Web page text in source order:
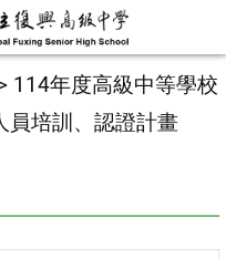
114年度高級中等學校
員培訓、認證計畫